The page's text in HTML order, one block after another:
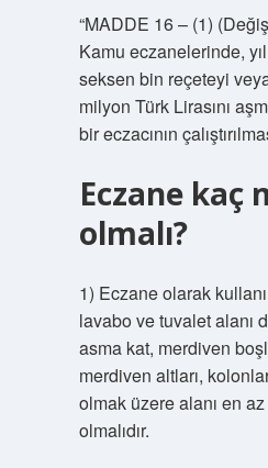
“MADDE 16 – (1)
Kamu eczanelerinde,
seksen bin reçeteyi
milyon Türk Lirasını
bir eczacının
Eczane kaç
olmalı?
1) Eczane olarak
lavabo ve tuvalet alanı
asma kat, merdiven
merdiven altları,
olmak üzere alanı en
olmalıdır.